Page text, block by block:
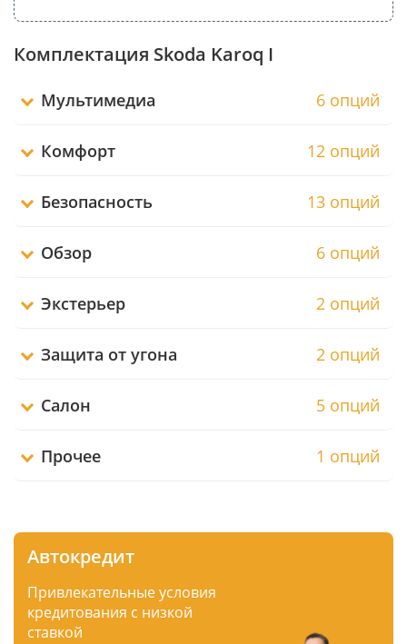
Комплектация Skoda Karoq I
Мультимедиа 6 опций
Комфорт 12 опций
Безопасность 13 опций
Обзор 6 опций
Экстерьер 2 опций
Защита от угона 2 опций
Салон 5 опций
Прочее 1 опций
Автокредит
Привлекательные условия
кредитования с низкой
ставкой